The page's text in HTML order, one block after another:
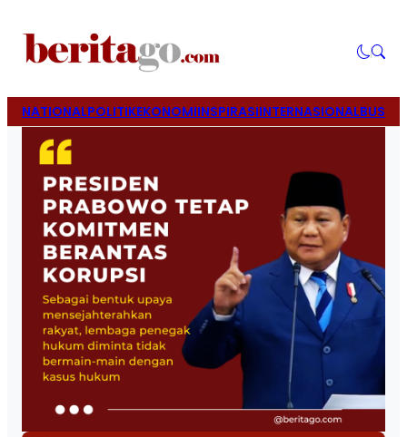
NATIONALPOLITIKEKONOMIINSPIRASIINTERNASIONAL